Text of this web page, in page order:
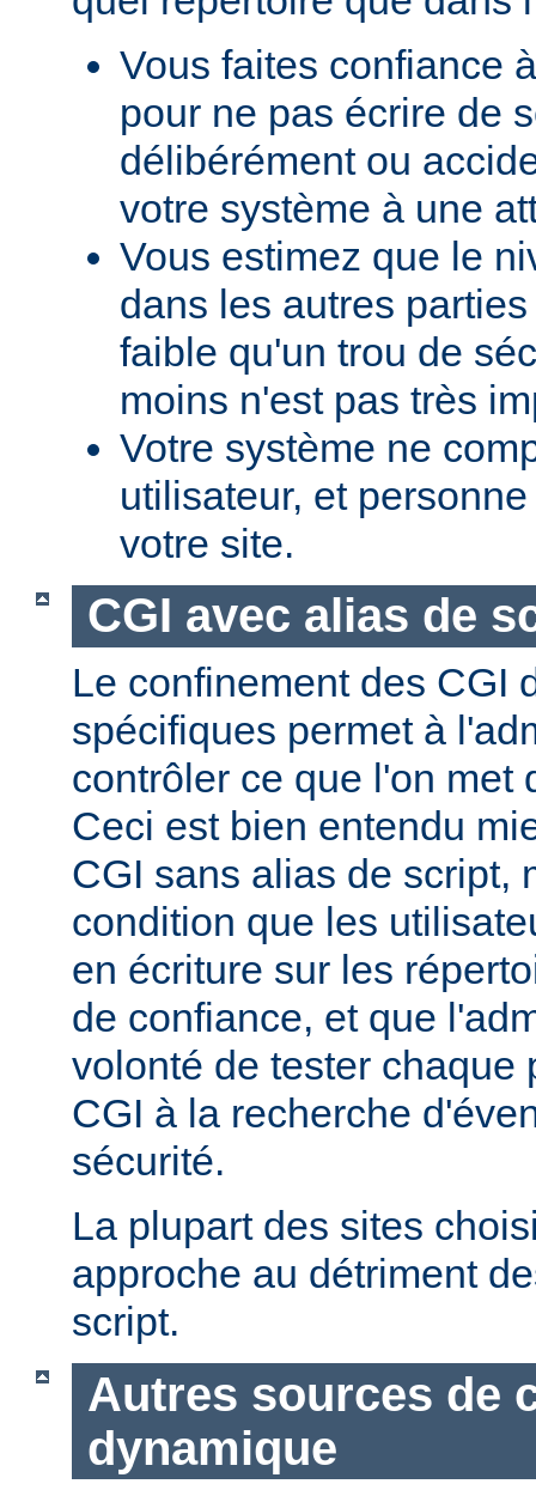
Vous faites confiance
pour ne pas écrire de
délibérément ou
votre système à une
Vous estimez que le
dans les autres
faible qu'un trou de
moins n'est pas très
Votre système ne
utilisateur, et
votre site.
CGI avec alias de
Le confinement des CGI
spécifiques permet à
contrôler ce que l'on met
Ceci est bien entendu
CGI sans alias de script,
condition que les
en écriture sur les
de confiance, et que
volonté de tester chaque
CGI à la recherche
sécurité.
La plupart des sites
approche au détriment
script.
Autres sources de
dynamique